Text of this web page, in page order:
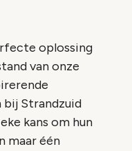
oplossing
van onze
bij Strandzuid
kans om hun
maar één